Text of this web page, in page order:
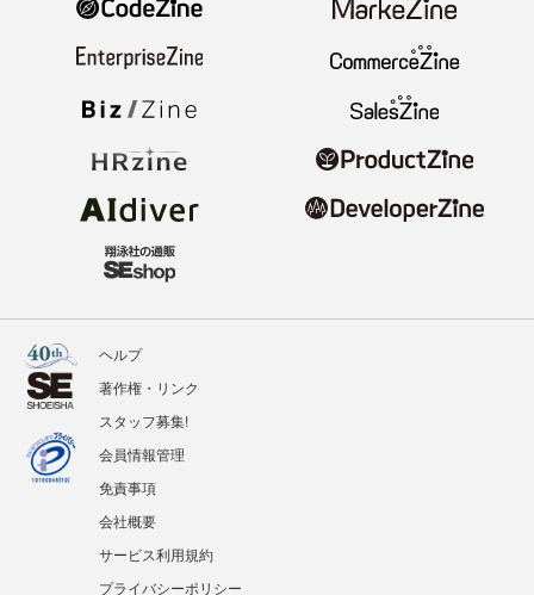
ヘルプ
著作権・リンク
スタッフ募集!
会員情報管理
免責事項
会社概要
サービス利用規約
プライバシーポリシー